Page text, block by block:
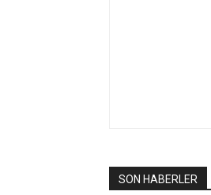
SON HABERLER